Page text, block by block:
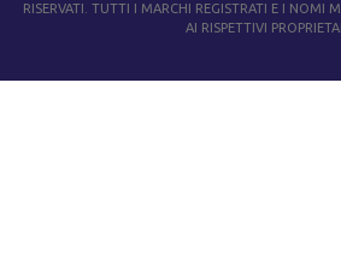
RISERVATI. TUTTI I MARCHI REGISTRATI E I NOMI
AI RISPETTIVI